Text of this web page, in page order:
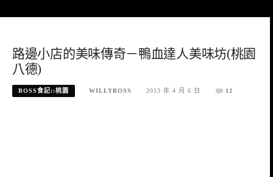
路邊小店的美味傳奇－鴨血達人美味坊(桃園
八德)
BOSS食記::桃園 WILLYBOSS 2013 年 4 月 6 日 12